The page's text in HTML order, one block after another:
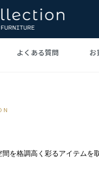
ン
ア グラント・
よくある質問 お
を格調高く彩るアイテムを